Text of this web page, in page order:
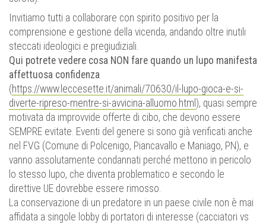
Invitiamo tutti a collaborare con spirito positivo per la
comprensione e gestione della vicenda, andando oltre inutili
steccati ideologici e pregiudiziali.
Qui potrete vedere cosa NON fare quando un lupo manifesta
affettuosa confidenza
(https://www.leccesette.it/animali/70630/il-lupo-gioca-e-si-
diverte-ripreso-mentre-si-avvicina-alluomo.html ), quasi sempre
motivata da improvvide offerte di cibo, che devono essere
SEMPRE evitate. Eventi del genere si sono già verificati anche
nel FVG (Comune di Polcenigo, Piancavallo e Maniago, PN), e
vanno assolutamente condannati perché mettono in pericolo
lo stesso lupo, che diventa problematico e secondo le
direttive UE dovrebbe essere rimosso.
La conservazione di un predatore in un paese civile non è mai
affidata a singole lobby di portatori di interesse (cacciatori vs